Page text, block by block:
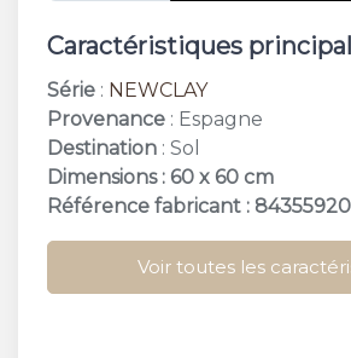
Caractéristiques
Série : NEWCLAY
Provenance : Espagne
Destination : Sol
Dimensions : 60 x 60 cm
Référence fabricant :
Voir toutes les